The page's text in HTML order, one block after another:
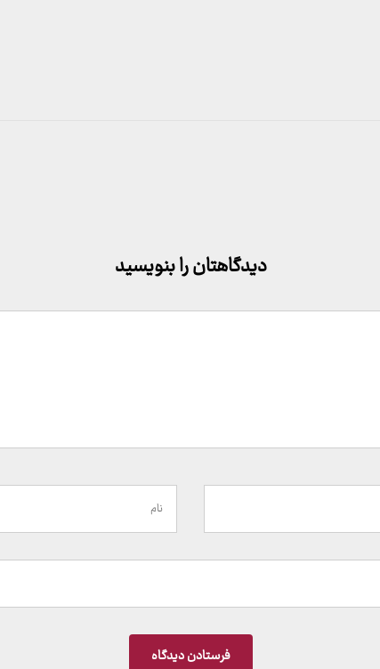
دیدگاهتان را بنویسید